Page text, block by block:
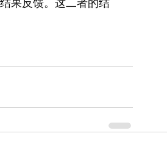
果反馈。这二者的结